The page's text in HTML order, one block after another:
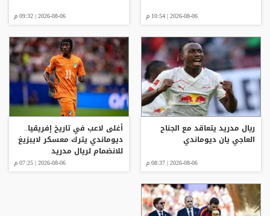
2026-08-06 | 10:54 م 2026-08-06 | 09:32 م
ريال مدريد يتعاقد مع الجناح
العاجي يان ديوماندي
2026-08-06 | 08:37 م
أغلى لاعب في تاريخ إفريقيا..
ديوماندي يترك معسكر لايبزيغ
للانضمام لريال مدريد
2026-08-06 | 07:25 م